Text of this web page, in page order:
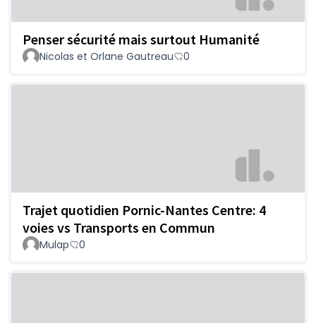
Penser sécurité mais surtout Humanité
Nicolas et Orlane Gautreau 0
Trajet quotidien Pornic-Nantes Centre: 4
voies vs Transports en Commun
Mulap 0